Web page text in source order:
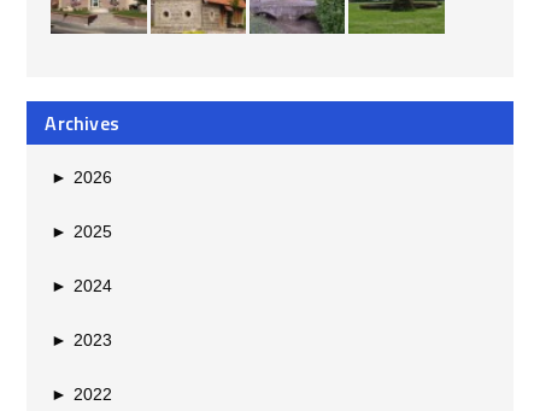
Archives
► 2026
► 2025
► 2024
► 2023
► 2022